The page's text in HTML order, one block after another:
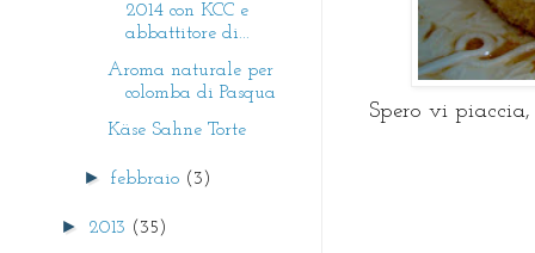
Spero vi
2014 con KCC e
abbattitore di...
Aroma naturale per
colomba di Pasqua
Käse Sahne Torte
►febbraio (3)
► 2013 (35)